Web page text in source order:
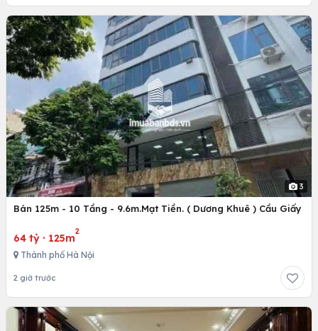
3
Bán 125m - 10 Tầng - 9.6m.Mạt Tiền. ( Dương Khuê ) Cầu Giấy
64 tỷ · 125m
2
Thành phố Hà Nội
2 giờ trước